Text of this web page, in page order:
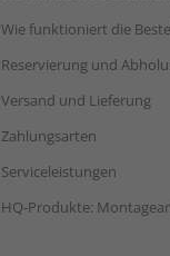
Wie funktioniert die
Reservierung und
Versand und Lieferung
Zahlungsarten
Serviceleistungen
HQ-Produkte: